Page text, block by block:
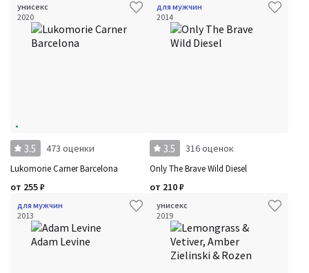
унисекс
2020
3.5 473 оценки
Lukomorie Carner Barcelona
от 255₽
для мужчин
2014
3.5 316 оценок
Only The Brave Wild Diesel
от 210₽
для мужчин
2013
унисекс
2019